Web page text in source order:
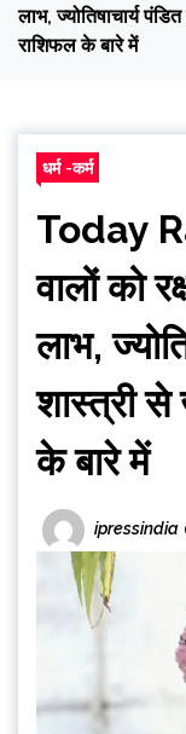
लाभ, ज्योतिषाचार्य
राशिफल के बारे में
धर्म -कर्म
Today
वालों को
लाभ,
शास्त्री
के बारे में
ipressindia